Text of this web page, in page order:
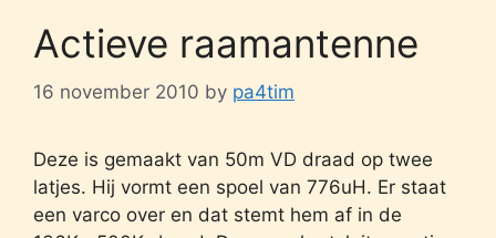
Actieve raamantenne
16 november 2010 by pa4tim
Deze is gemaakt van 50m VD draad op twee
latjes. Hij vormt een spoel van 776uH. Er staat
een varco over en dat stemt hem af in de